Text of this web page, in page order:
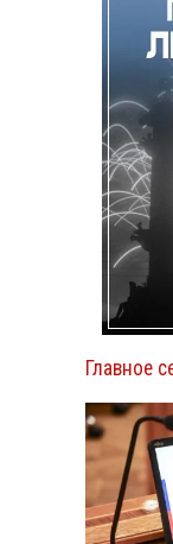
Главное